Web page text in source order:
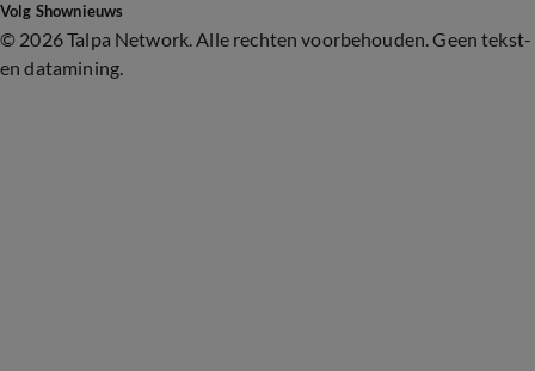
Volg Shownieuws
© 2026 Talpa Network. Alle rechten voorbehouden. Geen tekst-
en datamining.